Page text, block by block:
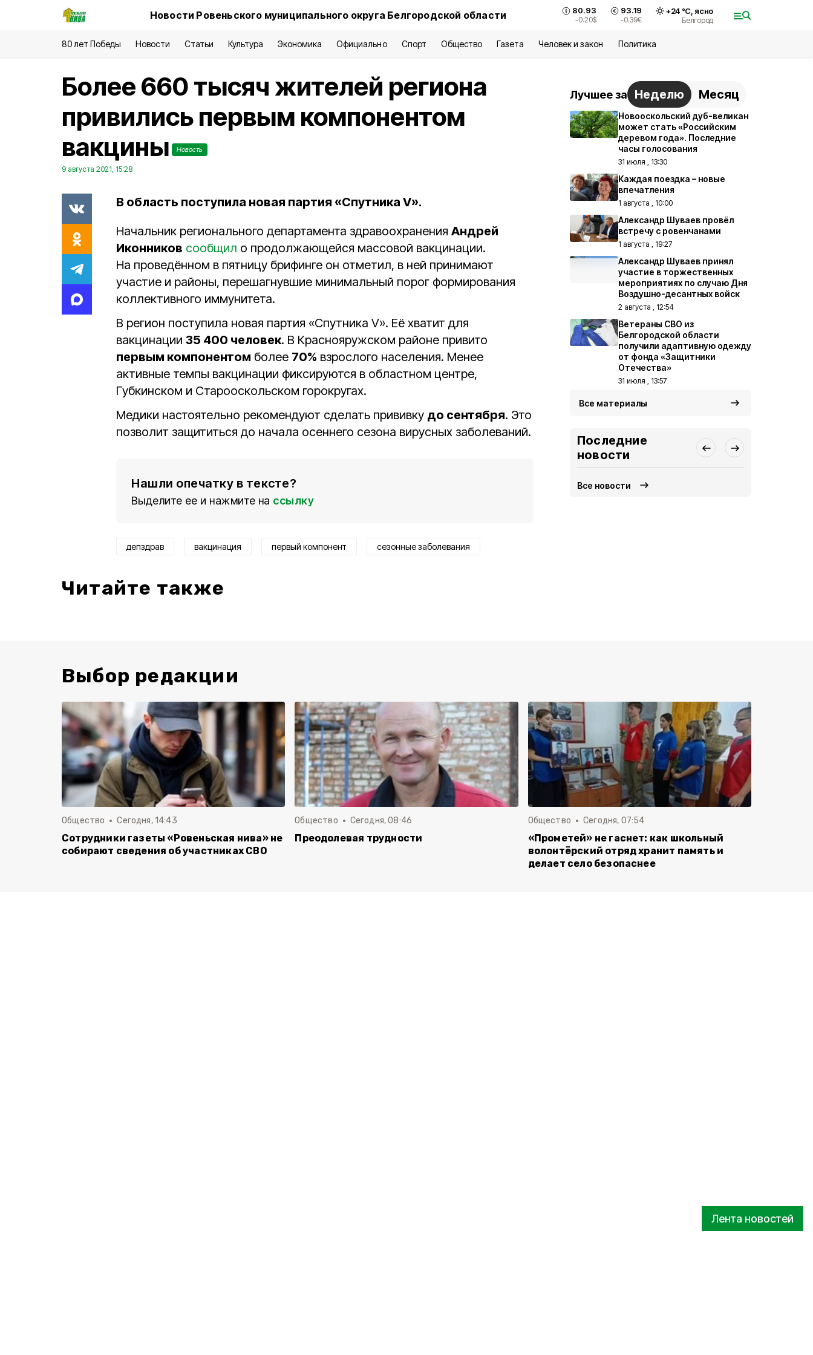
Новости Ровеньского муниципального округа Белгородской области 80.93
-0.20$
93.19
-0.39€
+24°С, ясно
Белгород
80 лет Победы Новости Статьи Культура Экономика Официально Спорт Общество Газета Человек и закон Политика
Лента новостей
Более 660 тысяч жителей региона
привились первым компонентом
вакцины
Новость
9 августа 2021, 15:28
В область поступила новая партия «Спутника V».
Начальник регионального департамента здравоохранения Андрей
Иконников сообщил о продолжающейся массовой вакцинации.
На проведённом в пятницу брифинге он отметил, в ней принимают
участие и районы, перешагнувшие минимальный порог формирования
коллективного иммунитета.
В регион поступила новая партия «Спутника V». Её хватит для
вакцинации 35 400 человек. В Краснояружском районе привито
первым компонентом более 70% взрослого населения. Менее
активные темпы вакцинации фиксируются в областном центре,
Губкинском и Старооскольском горокругах.
Медики настоятельно рекомендуют сделать прививку до сентября. Это
позволит защититься до начала осеннего сезона вирусных заболеваний.
Нашли опечатку в тексте?
Выделите ее и нажмите на ссылку
депздрав вакцинация первый компонент сезонные заболевания
Читайте также
Лучшее за Неделю Месяц
Новооскольский дуб-великан
может стать «Российским
деревом года». Последние
часы голосования
31 июля , 13:30
Каждая поездка – новые
впечатления
1 августа , 10:00
Александр Шуваев провёл
встречу с ровенчанами
1 августа , 19:27
Александр Шуваев принял
участие в торжественных
мероприятиях по случаю Дня
Воздушно-десантных войск
2 августа , 12:54
Ветераны СВО из
Белгородской области
получили адаптивную одежду
от фонда «Защитники
Отечества»
31 июля , 13:57
Все материалы
Последние
новости
Все новости
Выбор редакции
Общество Сегодня, 14:43
Сотрудники газеты «Ровеньская нива» не
собирают сведения об участниках СВО
Общество Сегодня, 08:46
Преодолевая трудности
Общество Сегодня, 07:54
«Прометей» не гаснет: как школьный
волонтёрский отряд хранит память и
делает село безопаснее